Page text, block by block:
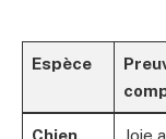
Espèce
Chien Joie